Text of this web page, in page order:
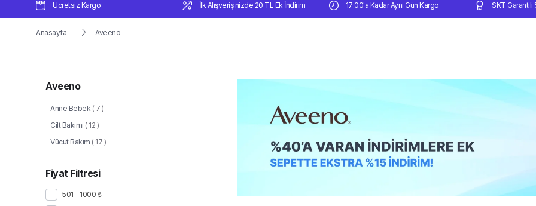
Ücretsiz Kargo İlk Alışverişinizde 20 TL Ek İndirim 17:00'a Kadar Aynı Gün Kargo SKT Garantili
Anasayfa Aveeno
Aveeno
Anne Bebek ( 7 )
Cilt Bakımı ( 12 )
Vücut Bakım ( 17 )
Fiyat Filtresi
501 - 1000 ₺